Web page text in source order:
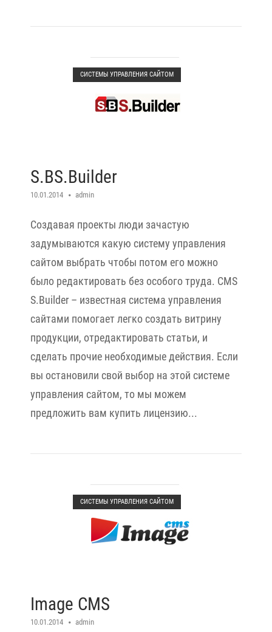
СИСТЕМЫ УПРАВЛЕНИЯ САЙТОМ
S.BS.Builder
10.01.2014 admin
Создавая проекты люди зачастую
задумываются какую систему управления
сайтом выбрать чтобы потом его можно
было редактировать без особого труда. CMS
S.Builder – известная система управления
сайтами помогает легко создать витрину
продукции, отредактировать статьи, и
сделать прочие необходимые действия. Если
вы остановили свой выбор на этой системе
управления сайтом, то мы можем
предложить вам купить лицензию...
СИСТЕМЫ УПРАВЛЕНИЯ САЙТОМ
Image CMS
10.01.2014 admin